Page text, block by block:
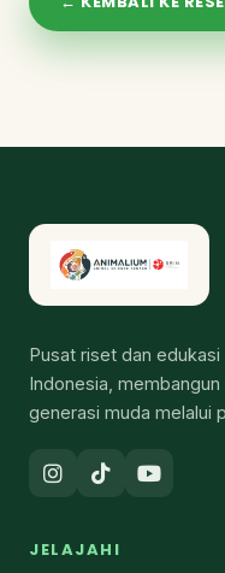
Pusat riset dan
Indonesia,
generasi muda melalui
JELAJAHI